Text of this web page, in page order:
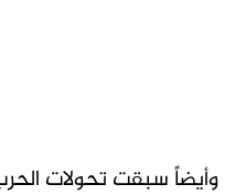
وأيضاً سبقت تحولات